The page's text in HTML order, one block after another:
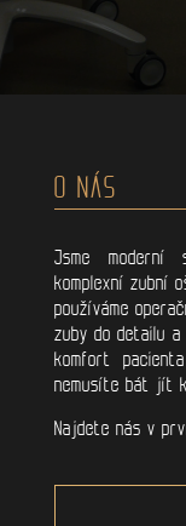
O NÁS
Jsme moderní
komplexní zubní
používáme
zuby do detailu
komfort
nemusíte bát jít
Najdete nás v